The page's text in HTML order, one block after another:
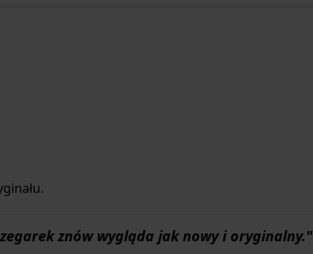
znów wygląda jak nowy i oryginalny."